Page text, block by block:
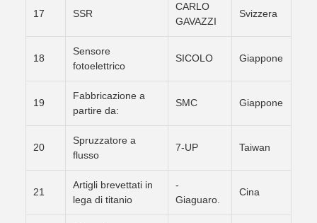
17 SSR
CARLO
GAVAZZI
Svizzera
18
Sensore
fotoelettrico
SICOLO Giappone
19
Fabbricazione a
partire da:
SMC Giappone
20
Spruzzatore a
flusso
7-UP Taiwan
21
Artigli brevettati in
lega di titanio
-
Giaguaro.
Cina